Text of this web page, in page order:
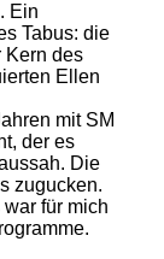
Ein
Tabus: die
Kern des
Ellen
mit SM
der es
Die
zugucken.
für mich